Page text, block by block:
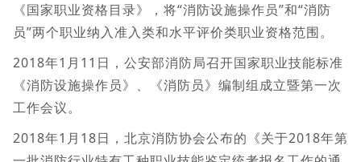
《国家职业资格目录》，将“消防设施操作员”和“消防
员”两个职业纳入准入类和水平评价类职业资格范围。
2018年1月11日，公安部消防局召开国家职业技能标准
《消防设施操作员》、《消防员》编制组成立暨第一次
工作会议。
2018年1月18日，北京消防协会公布的《关于2018年第